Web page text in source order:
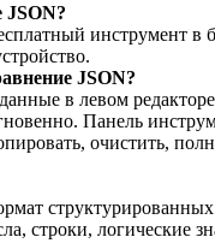
JSON?
инструмент в
JSON?
в левом
Панель
очистить,
строки, логические